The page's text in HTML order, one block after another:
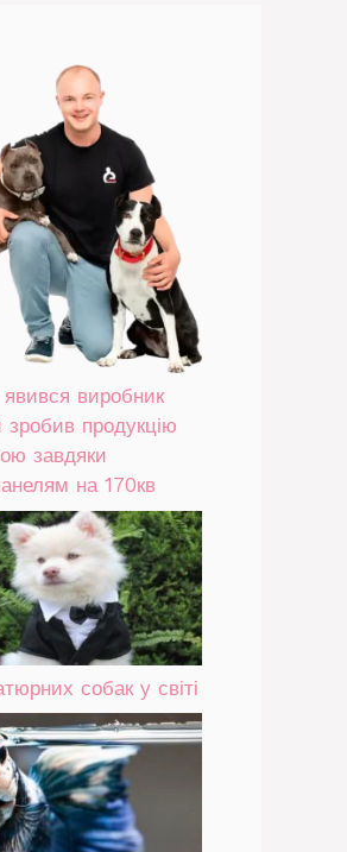
виробник
зробив продукцію
завдяки
на 170кв
собак у світі